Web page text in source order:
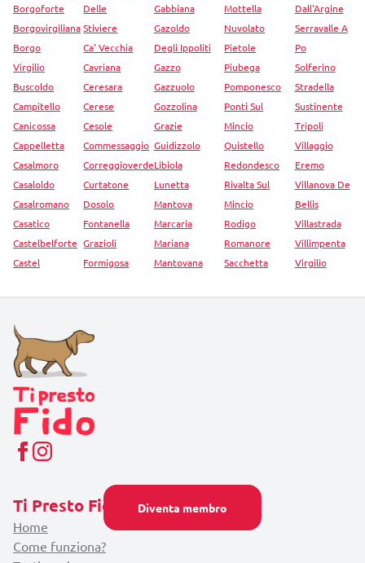
Diventa membro
Borgoforte
Borgovirgiliana
Borgo
Virgilio
Buscoldo
Campitello
Canicossa
Cappelletta
Casalmoro
Casaloldo
Casalromano
Casatico
Castelbelforte
Castel
Delle
Stiviere
Ca' Vecchia
Cavriana
Ceresara
Cerese
Cesole
Commessaggio
Correggioverde
Curtatone
Dosolo
Fontanella
Grazioli
Formigosa
Gabbiana
Gazoldo
Degli Ippoliti
Gazzo
Gazzuolo
Gozzolina
Grazie
Guidizzolo
Libiola
Lunetta
Mantova
Marcaria
Mariana
Mantovana
Mottella
Nuvolato
Pietole
Piubega
Pomponesco
Ponti Sul
Mincio
Quistello
Redondesco
Rivalta Sul
Mincio
Rodigo
Romanore
Sacchetta
Dall'Argine
Serravalle A
Po
Solferino
Stradella
Sustinente
Tripoli
Villaggio
Eremo
Villanova De
Bellis
Villastrada
Villimpenta
Virgilio
Ti Presto Fido
Home
Come funziona?